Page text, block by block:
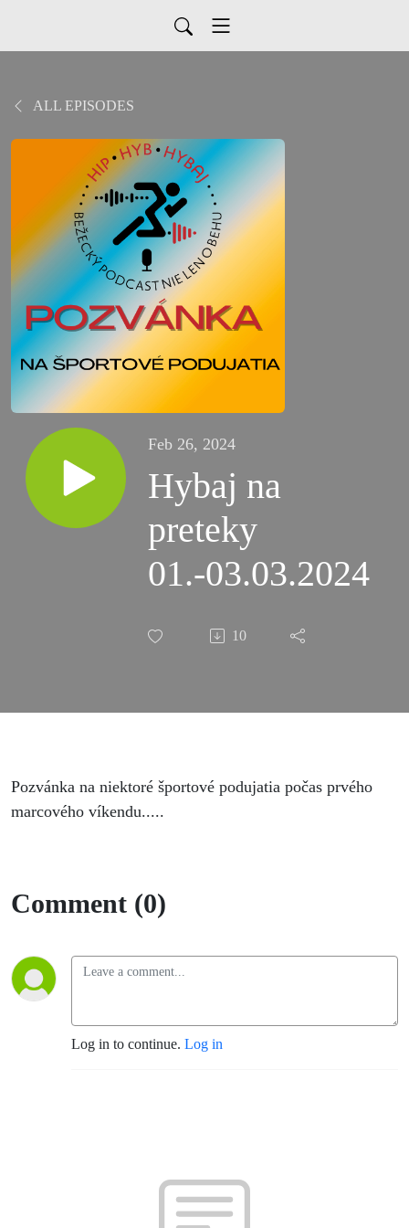
ALL EPISODES
Feb 26, 2024
Hybaj na
preteky
01.-03.03.2024
10
Pozvánka na niektoré športové podujatia počas prvého
marcového víkendu.....
Comment (0)
Log in to continue. Log in